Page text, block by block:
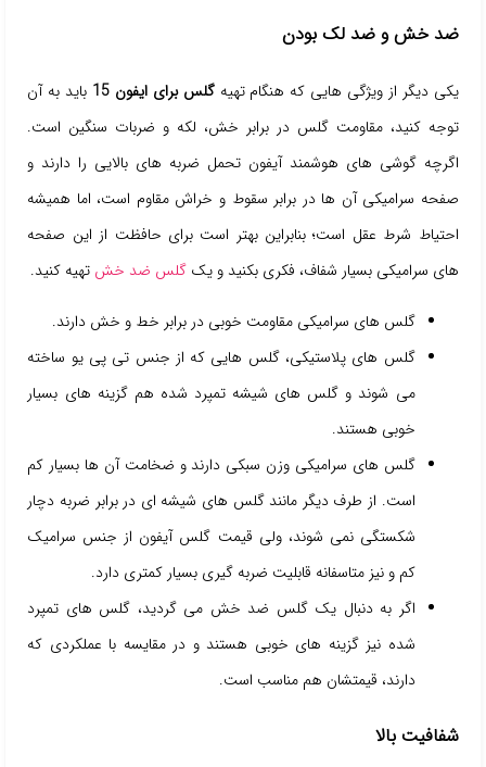
ضد خش و ضد لک بودن
یکی دیگر از ویژگی هایی که هنگام تهیهگلس برای ایفون 15
باید به آن
توجه کنید، مقاومت گلس در برابر خش، لکه و ضربات سنگین است.
اگرچه گوشی های هوشمند آیفون تحمل ضربه های بالایی را دارند و
صفحه سرامیکی آن ها در برابر سقوط و خراش مقاوم است، اما همیشه
احتیاط شرط عقل است؛ بنابراین بهتر است برای حافظت از این صفحه
های سرامیکی بسیار شفاف، فکری بکنید و یکگلس ضد خش تهیه کنید.
گلس های سرامیکی مقاومت خوبی در برابر خط و خش دارند.
گلس های پلاستیکی، گلس هایی که از جنس تی پی یو ساخته
می شوند و گلس های شیشه تمپرد شده هم گزینه های بسیار
خوبی هستند.
گلس های سرامیکی وزن سبکی دارند و ضخامت آن ها بسیار کم
است. از طرف دیگر مانند گلس های شیشه ای در برابر ضربه دچار
شکستگی نمی شوند، ولی قیمت گلس آیفون از جنس سرامیک
کم و نیز متاسفانه قابلیت ضربه گیری بسیار کمتری دارد.
اگر به دنبال یک گلس ضد خش می گردید، گلس های تمپرد
شده نیز گزینه های خوبی هستند و در مقایسه با عملکردی که
دارند، قیمتشان هم مناسب است.
شفافیت بالا